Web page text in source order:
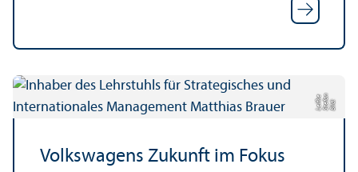
Bil
d:
S
t
ef
a
nL
eif
k
e
Volkswagens Zukunft im Fokus